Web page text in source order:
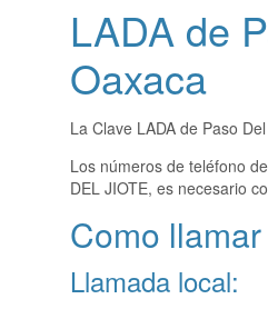
LADA de
Oaxaca
La Clave LADA de Paso
Los números de teléfono
DEL JIOTE, es necesario
Como
Llamada local: